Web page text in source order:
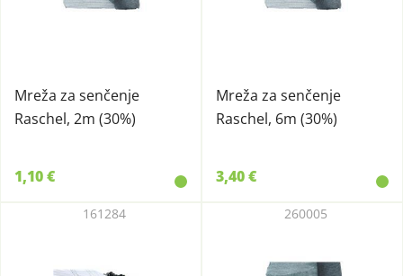
Mreža za senčenje
Raschel, 2m (30%)
1,10 €
Mreža za senčenje
Raschel, 6m (30%)
3,40 €
161284 260005